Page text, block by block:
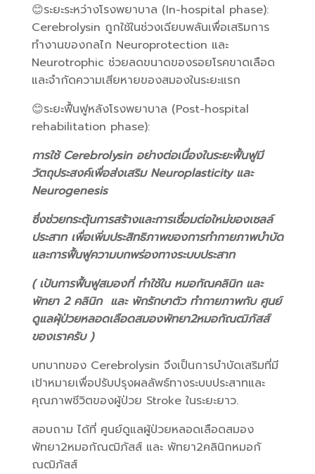
😊ระยะระหว่างโรงพยาบาล (In-hospital phase):
Cerebrolysin ถูกใช้ในช่วงเฉียบพลันเพื่อเสริมการ
ทำงานของกลไก Neuroprotection และ
Neurotrophic ช่วยลดขนาดของรอยโรคขาดเลือด
และจำกัดความเสียหายของสมองในระยะแรก
😊ระยะฟื้นฟูหลังโรงพยาบาล (Post-hospital
rehabilitation phase):
การใช้ Cerebrolysin อย่างต่อเนื่องในระยะฟื้นฟูมี
วัตถุประสงค์เพื่อส่งเสริม Neuroplasticity และ
Neurogenesis
ซึ่งช่วยกระตุ้นการสร้างและการเชื่อมต่อใหม่ของเซลล์
ประสาท เพื่อเพิ่มประสิทธิภาพของการทำกายภาพบำบัด
และการฟื้นฟูความบกพร่องทางระบบประสาท
( เป้นการฟื้นฟูสมองที่ ทำใช้ใน หมอกัณคลินิก และ
พัทยา 2 คลินิก และ พักรักษาตัว ทำกายภาพกับ ศูนย์
ดูแลผุ้ป่วยหลอดเลือดสมองพัทยา2หมอกัณฒิภัสส์
ของเราครับ )
บทบาทของ Cerebrolysin จึงเป็นการบำบัดเสริมที่มี
เป้าหมายเพื่อปรับปรุงผลลัพธ์ทางระบบประสาทและ
คุณภาพชีวิตของผู้ป่วย Stroke ในระยะยาว.
สอบถาม ได้ที่ ศูนย์ดูแลผู้ป่วยหลอดเลือดสมอง
พัทยา2หมอกัณฒิภัสส์ และ พัทยา2คลินิกหมอกั
ณฒิภัสส์